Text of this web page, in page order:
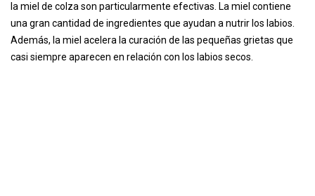
la miel de colza son particularmente efectivas. La miel contiene
una gran cantidad de ingredientes que ayudan a nutrir los labios.
Además, la miel acelera la curación de las pequeñas grietas que
casi siempre aparecen en relación con los labios secos.